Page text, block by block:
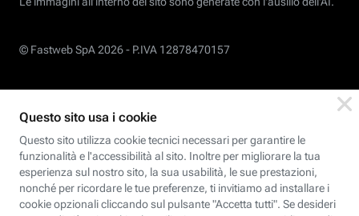
© Fastweb SpA 2026 - P.IVA 12878470157